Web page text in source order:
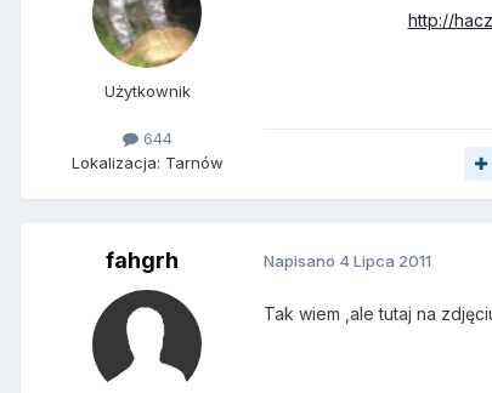
Użytkownik
644
Lokalizacja: Tarnów
http://
fahgrh Napisano 4 Lipca 2011
Tak wiem ,ale tutaj na